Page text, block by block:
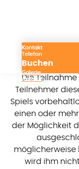
Kontakt
Telefon
Buchen
Galerie
Anfahrt
ARTIKEL 3:
Die
Teilnehmer
Spiels
einen oder
der Möglichkeit
möglicherweise
wird ihm